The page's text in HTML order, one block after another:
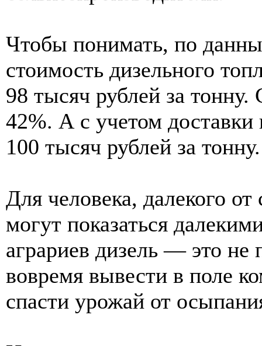
Чтобы понимать, по
стоимость дизельного
98 тысяч рублей за тонну.
42%. А с учетом доставки
100 тысяч рублей за тонну.
Для человека, далекого
могут показаться
аграриев дизель — это не
вовремя вывести в поле
спасти урожай от